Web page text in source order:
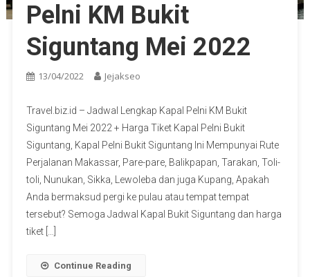
Pelni KM Bukit
Siguntang Mei 2022
13/04/2022 Jejakseo
Travel.biz.id – Jadwal Lengkap Kapal Pelni KM Bukit
Siguntang Mei 2022 + Harga Tiket Kapal Pelni Bukit
Siguntang, Kapal Pelni Bukit Siguntang Ini Mempunyai Rute
Perjalanan Makassar, Pare-pare, Balikpapan, Tarakan, Toli-
toli, Nunukan, Sikka, Lewoleba dan juga Kupang, Apakah
Anda bermaksud pergi ke pulau atau tempat tempat
tersebut? Semoga Jadwal Kapal Bukit Siguntang dan harga
tiket […]
Continue Reading